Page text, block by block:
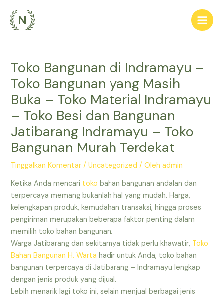
konten
Main
Toko Bangunan di Indramayu –
Toko Bangunan yang Masih
Buka – Toko Material Indramayu
– Toko Besi dan Bangunan
Jatibarang Indramayu – Toko
Bangunan Murah Terdekat
Tinggalkan Komentar /Uncategorized / Olehadmin
Ketika Anda mencari toko bahan bangunan andalan dan
terpercaya memang bukanlah hal yang mudah. Harga,
kelengkapan produk, kemudahan transaksi, hingga proses
pengiriman merupakan beberapa faktor penting dalam
memilih toko bahan bangunan.
Warga Jatibarang dan sekitarnya tidak perlu khawatir, Toko
Bahan Bangunan H. Warta hadir untuk Anda, toko bahan
bangunan terpercaya di Jatibarang – Indramayu lengkap
dengan jenis produk yang dijual.
Lebih menarik lagi toko ini, selain menjual berbagai jenis